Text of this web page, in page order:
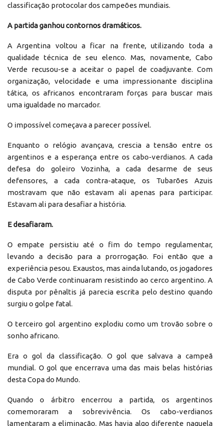
classificação protocolar dos campeões mundiais.
A partida ganhou contornos dramáticos.
A Argentina voltou a ficar na frente, utilizando toda a
qualidade técnica de seu elenco. Mas, novamente, Cabo
Verde recusou-se a aceitar o papel de coadjuvante. Com
organização, velocidade e uma impressionante disciplina
tática, os africanos encontraram forças para buscar mais
uma igualdade no marcador.
O impossível começava a parecer possível.
Enquanto o relógio avançava, crescia a tensão entre os
argentinos e a esperança entre os cabo-verdianos. A cada
defesa do goleiro Vozinha, a cada desarme de seus
defensores, a cada contra-ataque, os Tubarões Azuis
mostravam que não estavam ali apenas para participar.
Estavam ali para desafiar a história.
E desafiaram.
O empate persistiu até o fim do tempo regulamentar,
levando a decisão para a prorrogação. Foi então que a
experiência pesou. Exaustos, mas ainda lutando, os jogadores
de Cabo Verde continuaram resistindo ao cerco argentino. A
disputa por pênaltis já parecia escrita pelo destino quando
surgiu o golpe fatal.
O terceiro gol argentino explodiu como um trovão sobre o
sonho africano.
Era o gol da classificação. O gol que salvava a campeã
mundial. O gol que encerrava uma das mais belas histórias
desta Copa do Mundo.
Quando o árbitro encerrou a partida, os argentinos
comemoraram a sobrevivência. Os cabo-verdianos
lamentaram a eliminação. Mas havia algo diferente naquela